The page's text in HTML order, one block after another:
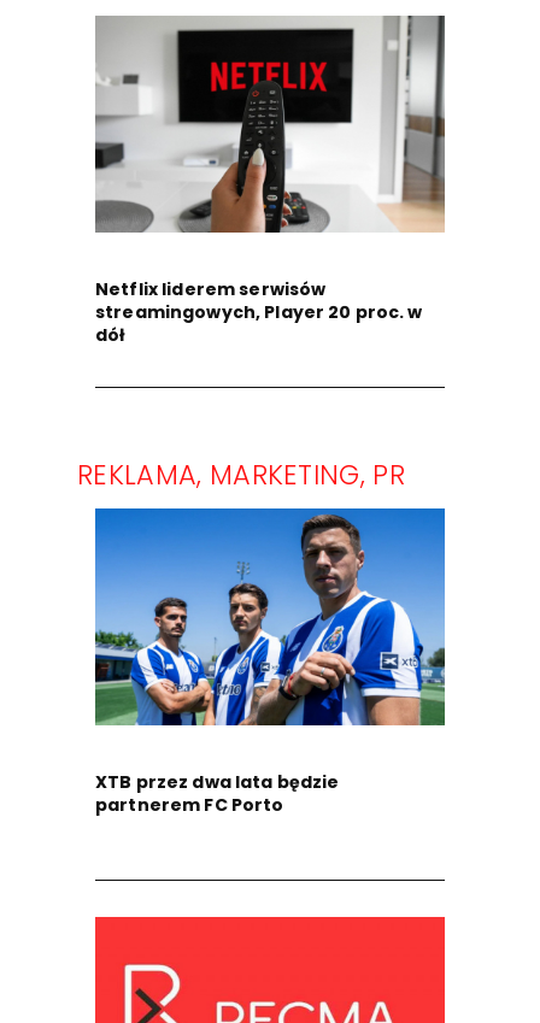
Netflix liderem serwisów
streamingowych, Player 20 proc. w
dół
REKLAMA, MARKETING, PR
XTB przez dwa lata będzie
partnerem FC Porto